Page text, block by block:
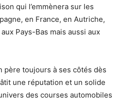
qui l’emmènera sur les
en France, en Autriche,
Pays-Bas mais aussi aux
père toujours à ses côtés dès
une réputation et un solide
des courses automobiles